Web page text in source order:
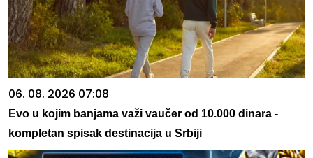
06. 08. 2026 07:08
Evo u kojim banjama važi vaučer od 10.000 dinara -
kompletan spisak destinacija u Srbiji